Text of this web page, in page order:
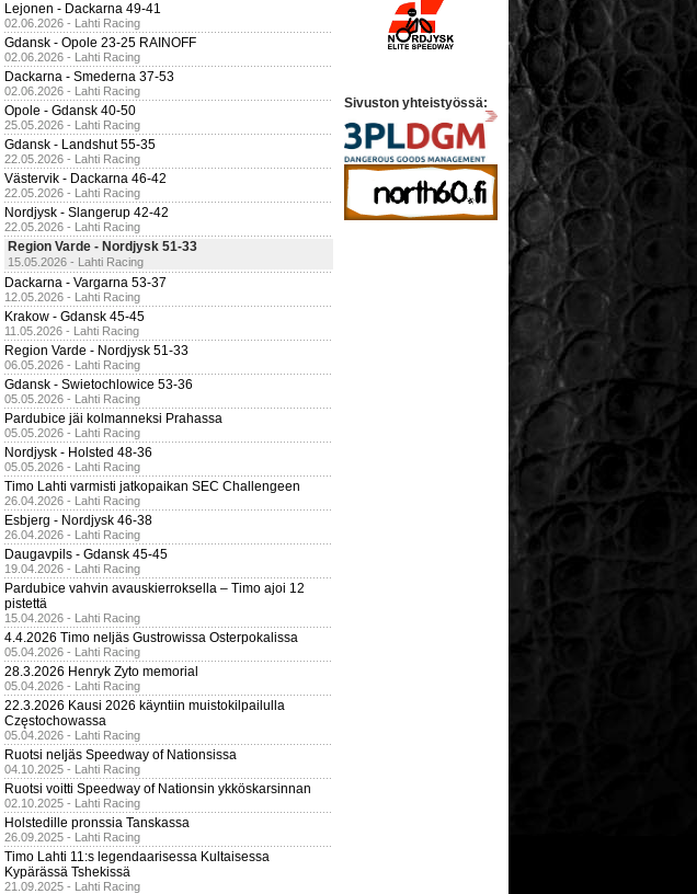
Lejonen - Dackarna 49-41
02.06.2026 - Lahti Racing
Gdansk - Opole 23-25 RAINOFF
02.06.2026 - Lahti Racing
Dackarna - Smederna 37-53
02.06.2026 - Lahti Racing
Opole - Gdansk 40-50
25.05.2026 - Lahti Racing
Gdansk - Landshut 55-35
22.05.2026 - Lahti Racing
Västervik - Dackarna 46-42
22.05.2026 - Lahti Racing
Nordjysk - Slangerup 42-42
22.05.2026 - Lahti Racing
Region Varde - Nordjysk 51-33
15.05.2026 - Lahti Racing
Dackarna - Vargarna 53-37
12.05.2026 - Lahti Racing
Krakow - Gdansk 45-45
11.05.2026 - Lahti Racing
Region Varde - Nordjysk 51-33
06.05.2026 - Lahti Racing
Gdansk - Swietochlowice 53-36
05.05.2026 - Lahti Racing
Pardubice jäi kolmanneksi Prahassa
05.05.2026 - Lahti Racing
Nordjysk - Holsted 48-36
05.05.2026 - Lahti Racing
Timo Lahti varmisti jatkopaikan SEC Challengeen
26.04.2026 - Lahti Racing
Esbjerg - Nordjysk 46-38
26.04.2026 - Lahti Racing
Daugavpils - Gdansk 45-45
19.04.2026 - Lahti Racing
Pardubice vahvin avauskierroksella – Timo ajoi 12
pistettä
15.04.2026 - Lahti Racing
4.4.2026 Timo neljäs Gustrowissa Osterpokalissa
05.04.2026 - Lahti Racing
28.3.2026 Henryk Zyto memorial
05.04.2026 - Lahti Racing
22.3.2026 Kausi 2026 käyntiin muistokilpailulla
Częstochowassa
05.04.2026 - Lahti Racing
Ruotsi neljäs Speedway of Nationsissa
04.10.2025 - Lahti Racing
Ruotsi voitti Speedway of Nationsin ykköskarsinnan
02.10.2025 - Lahti Racing
Holstedille pronssia Tanskassa
26.09.2025 - Lahti Racing
Timo Lahti 11:s legendaarisessa Kultaisessa
Kypärässä Tshekissä
21.09.2025 - Lahti Racing
Sivuston yhteistyössä: